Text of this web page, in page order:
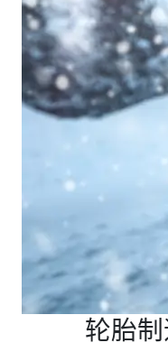
轮胎